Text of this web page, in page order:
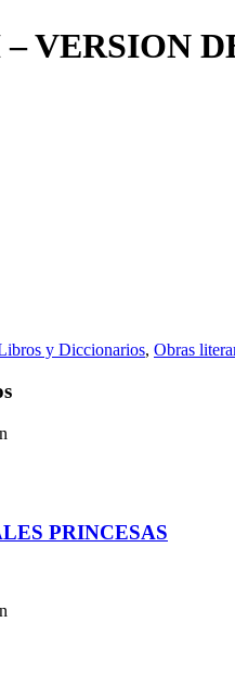
VERSION
y Diccionarios, Obras
PRINCESAS